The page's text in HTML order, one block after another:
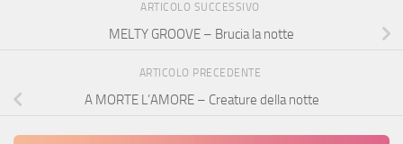
ARTICOLO SUCCESSIVO
MELTY GROOVE – Brucia la notte
ARTICOLO PRECEDENTE
A MORTE L’AMORE – Creature della notte